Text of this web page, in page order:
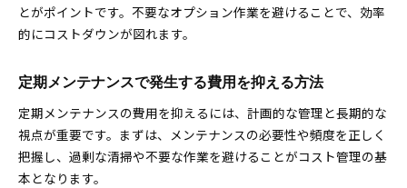
とがポイントです。不要なオプション作業を避けることで、効率
的にコストダウンが図れます。
定期メンテナンスで発生する費用を抑える方法
定期メンテナンスの費用を抑えるには、計画的な管理と長期的な
視点が重要です。まずは、メンテナンスの必要性や頻度を正しく
把握し、過剰な清掃や不要な作業を避けることがコスト管理の基
本となります。